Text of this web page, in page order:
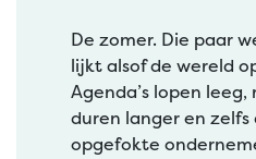
De zomer. Die paar
lijkt alsof de wereld
Agenda’s lopen
duren langer en zelfs
opgefokte